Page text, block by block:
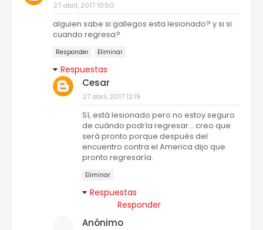
27 abril, 2017 10:50
alguien sabe si gallegos esta lesionado? y si si
cuando regresa?
Responder Eliminar
Respuestas
Cesar
27 abril, 2017 12:19
Sí, está lesionado pero no estoy seguro
de cuándo podría regresar... creo que
será pronto porque después del
encuentro contra el America dijo que
pronto regresaría.
Eliminar
Respuestas
Responder
Anónimo